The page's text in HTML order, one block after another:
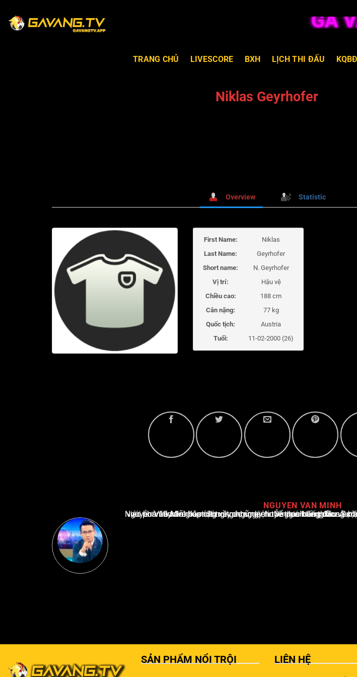
GÀ
TRANG CHỦ LIVESCORE BXH LỊCH THI ĐẤU KQBĐ
Niklas Geyrhofer
Overview Statistic
First Name:
Niklas
Last Name:
Geyrhofer
Short name:
N. Geyrhofer
Vị trí:
Hậu vệ
Chiều cao:
188 cm
Cân nặng:
77 kg
Quốc tịch:
Austria
Tuổi:
11-02-2000 (26)
NGUYEN VAN MINH
Nguyễn Văn Minh là một trong những chuyên gia hàng đầu về báo cáo tin tức thể thao tại Việt Nam, với hơn 10 năm hoạt động trong ngành. Ông có kiến thức sâu rộng và kinh nghiệm đáng kể trong việc phân tích và báo cáo về các sự kiện thể thao hàng
SẢN PHẨM NỔI TRỘI LIÊN HỆ